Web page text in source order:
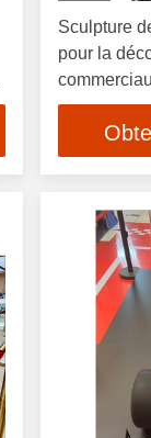
Sculpture
pour la